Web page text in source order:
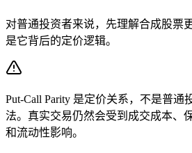
对普通投资者来说，先理解合成股票
是它背后的定价逻辑。
Put-Call Parity 是定价关系，不是普通
法。真实交易仍然会受到成交成本、
和流动性影响。